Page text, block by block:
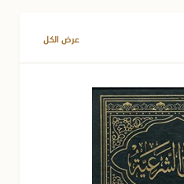
عرض الكل